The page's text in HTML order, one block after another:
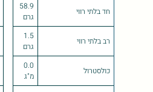
חד בלתי רווי
58.9
גרם
רב בלתי רווי
1.5
גרם
כולסטרול
0.0
מ"ג